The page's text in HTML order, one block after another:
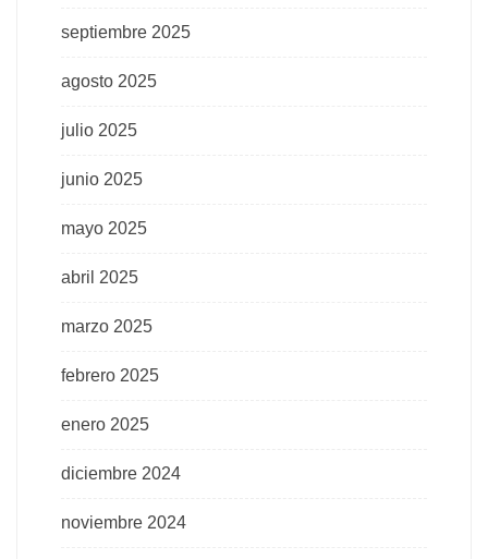
septiembre 2025
agosto 2025
julio 2025
junio 2025
mayo 2025
abril 2025
marzo 2025
febrero 2025
enero 2025
diciembre 2024
noviembre 2024